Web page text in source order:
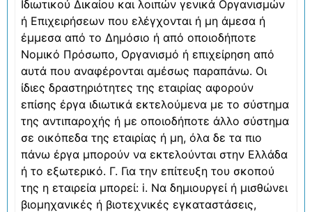
Ιδιωτικού Δικαίου και λοιπών γενικά Οργανισμών
ή Επιχειρήσεων που ελέγχονται ή μη άμεσα ή
έμμεσα από το Δημόσιο ή από οποιοδήποτε
Νομικό Πρόσωπο, Οργανισμό ή επιχείρηση από
αυτά που αναφέρονται αμέσως παραπάνω. Οι
ίδιες δραστηριότητες της εταιρίας αφορούν
επίσης έργα ιδιωτικά εκτελούμενα με το σύστημα
της αντιπαροχής ή με οποιοδήποτε άλλο σύστημα
σε οικόπεδα της εταιρίας ή μη, όλα δε τα πιο
πάνω έργα μπορούν να εκτελούνται στην Ελλάδα
ή το εξωτερικό. Γ. Για την επίτευξη του σκοπού
της η εταιρεία μπορεί: i. Να δημιουργεί ή μισθώνει
βιομηχανικές ή βιοτεχνικές εγκαταστάσεις,